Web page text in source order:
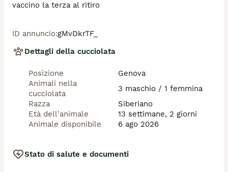
ID annuncio:gMvDkrTF_
Dettagli della cucciolata
Posizione
Genova
Animali nella
cucciolata
3 maschio / 1 femmina
Razza
Siberiano
Età dell'animale
13 settimane, 2 giorni
Animale disponibile
6 ago 2026
Stato di salute e documenti